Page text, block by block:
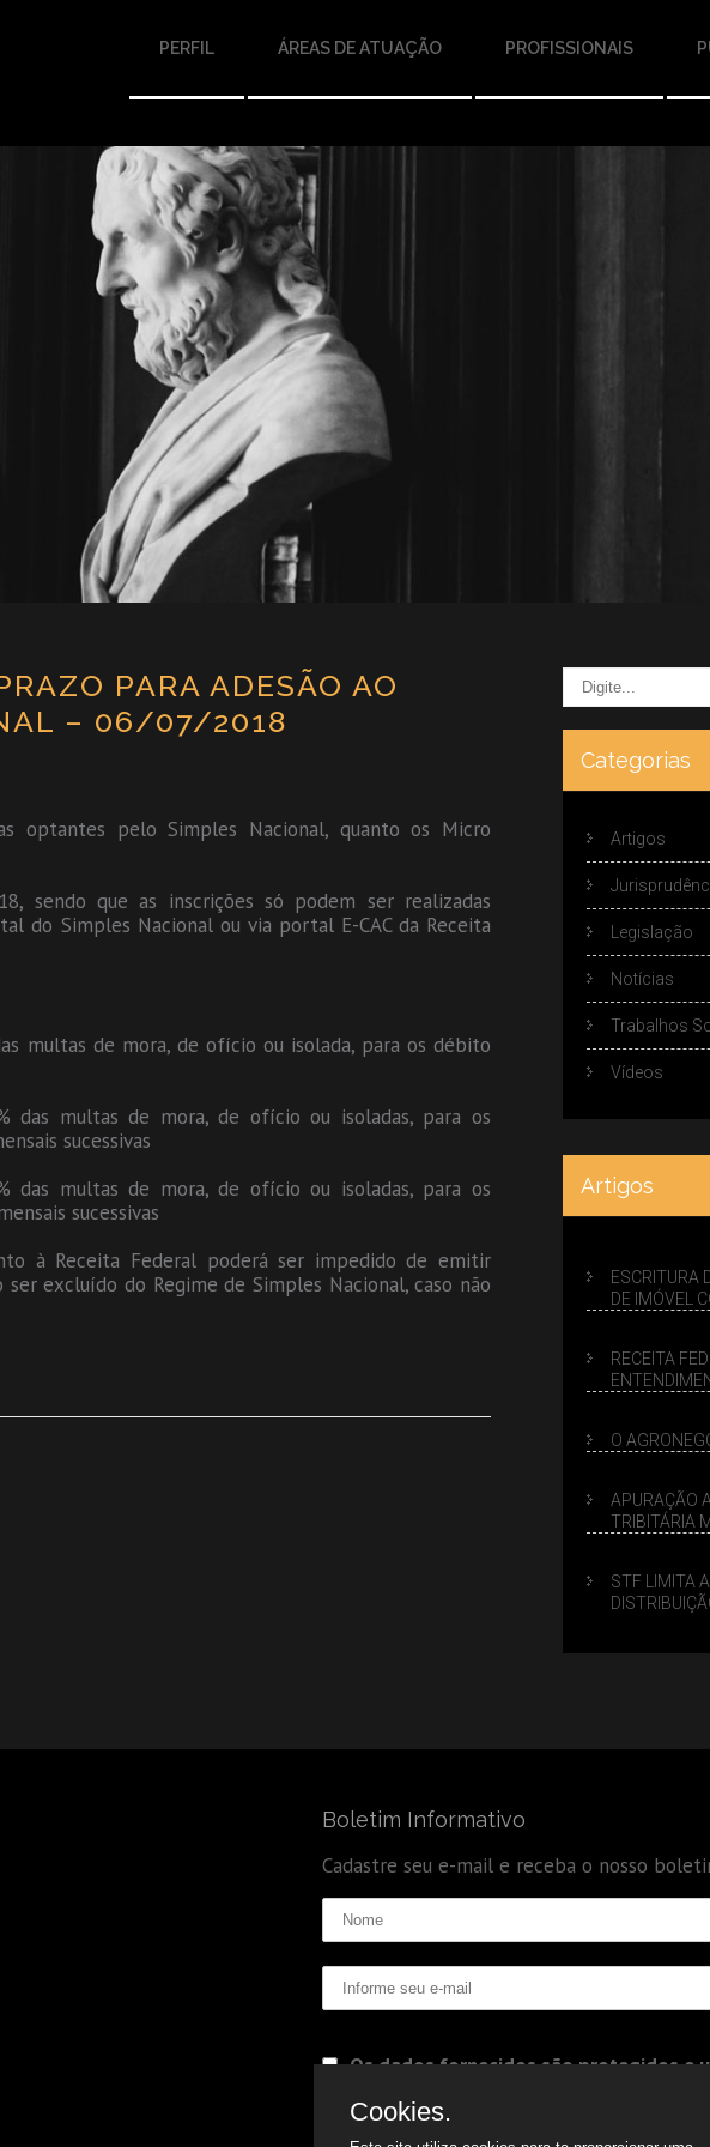
PERFIL ÁREAS DE ATUAÇÃO PROFISSIONAIS
PARA ADESÃO AO
– 06/07/2018
optantes pelo Simples Nacional, quanto os Micro
sendo que as inscrições só podem ser realizadas
do Simples Nacional ou via portal E-CAC da Receita
multas de mora, de ofício ou isolada, para os débito
das multas de mora, de ofício ou isoladas, para os
sucessivas
das multas de mora, de ofício ou isoladas, para os
sucessivas
à Receita Federal poderá ser impedido de emitir
excluído do Regime de Simples Nacional, caso não
Categorias
Artigos
Legislação
Notícias
Trabalhos
Vídeos
Artigos
ESCRITURA
DE IMÓVEL
RECEITA
O
APURAÇÃO
TRIBITÁRIA
STF LIMITA
Boletim Informativo
Cadastre seu e-mail e receba o nosso
Os dados fornecidos são protegidos e
Cookies.